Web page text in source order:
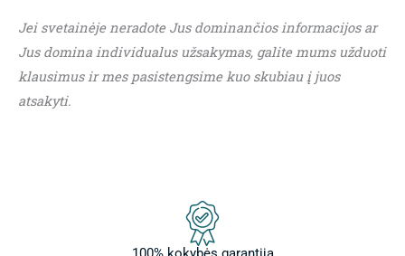
Jei svetainėje neradote Jus dominančios informacijos ar
Jus domina individualus užsakymas, galite mums užduoti
klausimus ir mes pasistengsime kuo skubiau į juos
atsakyti.